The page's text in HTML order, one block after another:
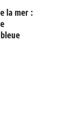
la mer :